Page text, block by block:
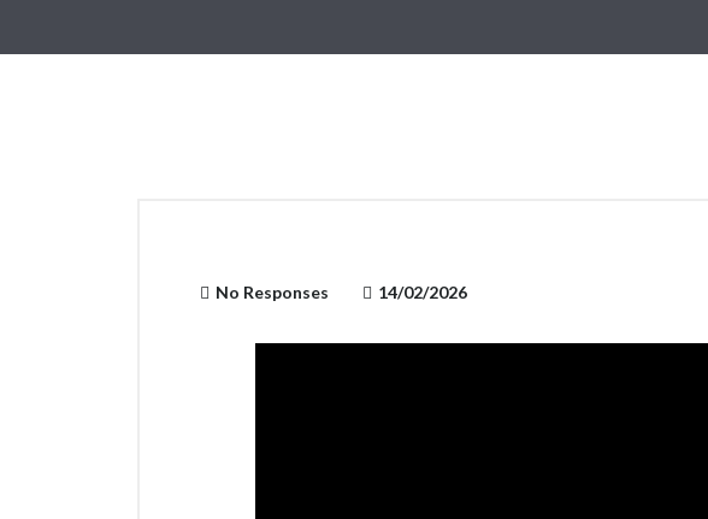
No Responses 14/02/2026